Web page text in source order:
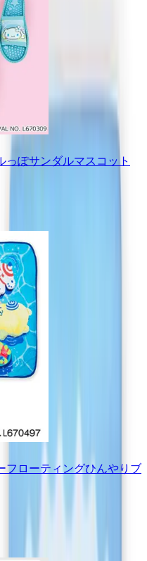
ぽサンダルマスコット
ローティングひんやりブ